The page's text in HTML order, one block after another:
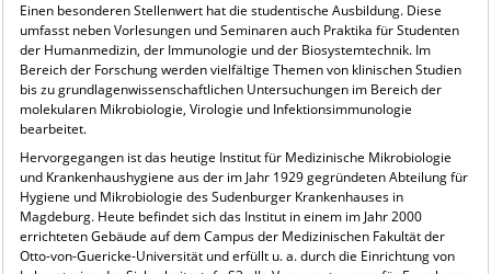
Einen besonderen Stellenwert hat die studentische Ausbildung. Diese
umfasst neben Vorlesungen und Seminaren auch Praktika für Studenten
der Humanmedizin, der Immunologie und der Biosystemtechnik. Im
Bereich der Forschung werden vielfältige Themen von klinischen Studien
bis zu grundlagenwissenschaftlichen Untersuchungen im Bereich der
molekularen Mikrobiologie, Virologie und Infektionsimmunologie
bearbeitet.
Hervorgegangen ist das heutige Institut für Medizinische Mikrobiologie
und Krankenhaushygiene aus der im Jahr 1929 gegründeten Abteilung für
Hygiene und Mikrobiologie des Sudenburger Krankenhauses in
Magdeburg. Heute befindet sich das Institut in einem im Jahr 2000
errichteten Gebäude auf dem Campus der Medizinischen Fakultät der
Otto-von-Guericke-Universität und erfüllt u. a. durch die Einrichtung von